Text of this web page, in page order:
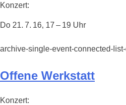
Konzert:
Do 21. 7. 16, 17 – 19 Uhr
archive-single-event-connected-
Offene Werkstatt
Konzert: